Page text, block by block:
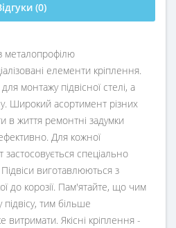
(0)
металопрофілю
елементи кріплення.
монтажу підвісної стелі, а
Широкий асортимент різних
в життя ремонтні задумки
Для кожної
застосовується спеціально
виготавлюються з
до корозії. Пам'ятайте, що чим
тим більше
Якісні кріплення -